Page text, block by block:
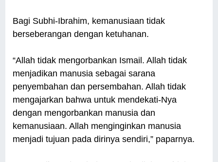
Bagi Subhi-Ibrahim, kemanusiaan tidak
berseberangan dengan ketuhanan.
“Allah tidak mengorbankan Ismail. Allah tidak
menjadikan manusia sebagai sarana
penyembahan dan persembahan. Allah tidak
mengajarkan bahwa untuk mendekati-Nya
dengan mengorbankan manusia dan
kemanusiaan. Allah menginginkan manusia
menjadi tujuan pada dirinya sendiri,” paparnya.